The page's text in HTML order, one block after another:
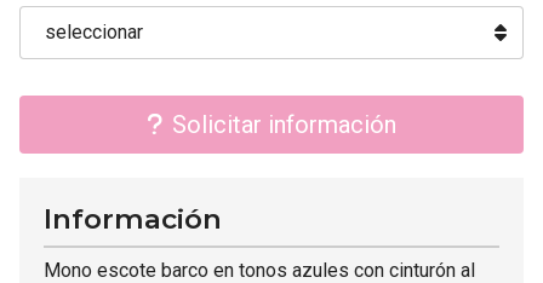
Solicitar información
Información
Mono escote barco en tonos azules con cinturón al